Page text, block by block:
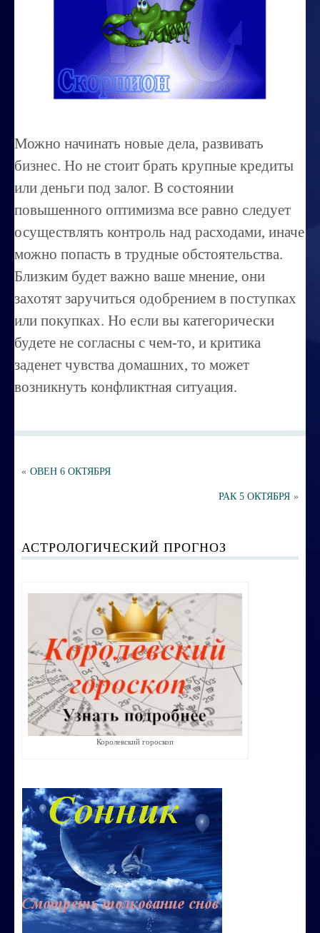
Миссиональность
Королевский гороскоп
Найти идеального партнера
Корректировка характера
Совместимость
Занятия по расшифровке снов
Магия денег
Порча ,сглаз
Усовершенствование личности
Перепрограммирование на счастье
Психоэнергетическая гимнастика
Ваша жизненная миссия
Экспресс-курс по Су-джок терапии
Воспитание ребенка без угроз и насилия
Строим счастливую семью
СТОИМОСТЬ УСЛУГ
ОБО МНЕ
Можно начинать новые дела, развивать
бизнес. Но не стоит брать крупные кредиты
или деньги под залог. В состоянии
повышенного оптимизма все равно следует
осуществлять контроль над расходами, иначе
можно попасть в трудные обстоятельства.
Близким будет важно ваше мнение, они
захотят заручиться одобрением в поступках
или покупках. Но если вы категорически
будете не согласны с чем-то, и критика
заденет чувства домашних, то может
возникнуть конфликтная ситуация.
« ОВЕН 6 ОКТЯБРЯ
РАК 5 ОКТЯБРЯ »
АСТРОЛОГИЧЕСКИЙ ПРОГНОЗ
Королевский гороскоп